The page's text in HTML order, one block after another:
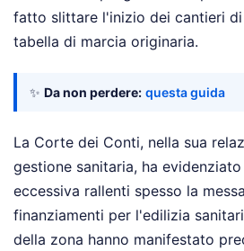
fatto slittare l'inizio dei cantieri
tabella di marcia originaria.
✨ Da non perdere: questa guida
La Corte dei Conti, nella sua
gestione sanitaria, ha
eccessiva rallenti spesso la
finanziamenti per l'edilizia
della zona hanno manifestato